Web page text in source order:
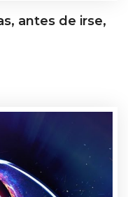
antes de irse,